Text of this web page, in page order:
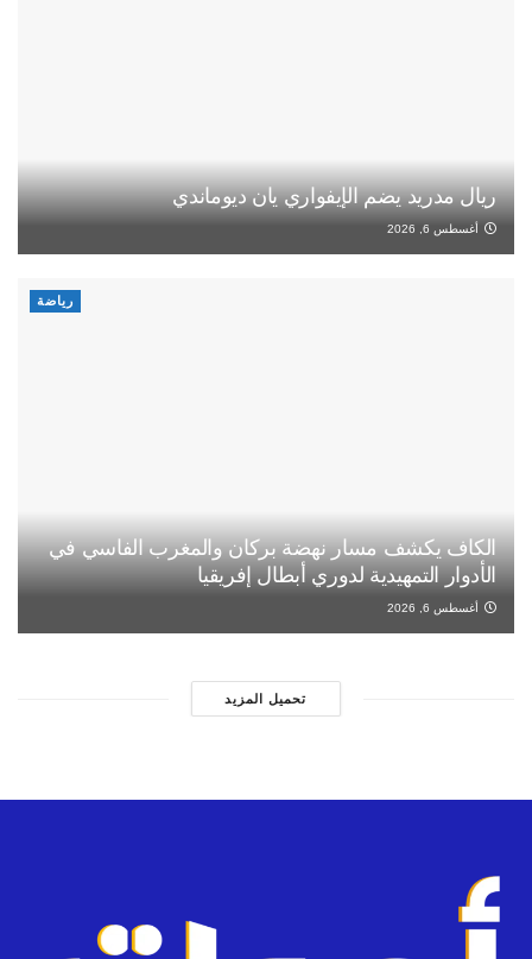
ريال مدريد يضم الإيفواري يان ديوماندي
أغسطس 6, 2026
رياضة
الكاف يكشف مسار نهضة بركان والمغرب الفاسي في
الأدوار التمهيدية لدوري أبطال إفريقيا
أغسطس 6, 2026
تحميل المزيد